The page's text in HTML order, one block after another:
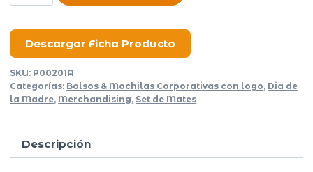
Matero
Full
cantidad
Descargar Ficha Producto
SKU: P00201A
Categorías: Bolsos & Mochilas Corporativas con logo, Dia de
la Madre, Merchandising, Set de Mates
Descripción